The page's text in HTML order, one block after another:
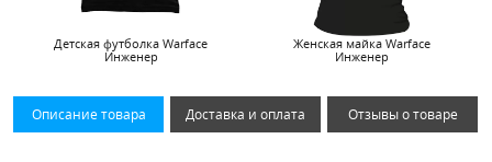
Детская футболка Warface
Инженер
Женская майка Warface
Инженер
Описание товара Доставка и оплата Отзывы о товаре